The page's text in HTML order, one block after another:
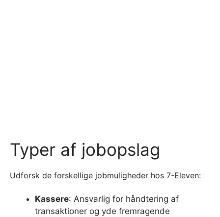
Typer af jobopslag
Udforsk de forskellige jobmuligheder hos 7-Eleven:
Kassere: Ansvarlig for håndtering af
transaktioner og yde fremragende